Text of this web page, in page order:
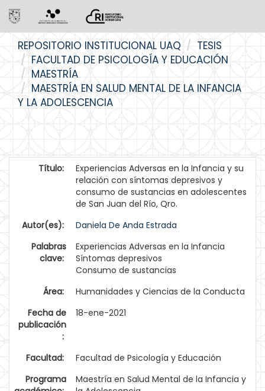
navigation
REPOSITORIO INSTITUCIONAL UAQ
TESIS
FACULTAD DE PSICOLOGÍA Y EDUCACIÓN
MAESTRÍA
MAESTRÍA EN SALUD MENTAL DE LA INFANCIA
Y LA ADOLESCENCIA
Título:
Experiencias Adversas en la Infancia y su
relación con síntomas depresivos y
consumo de sustancias en adolescentes
de San Juan del Río, Qro.
Autor(es):
Daniela De Anda Estrada
Palabras
clave:
Experiencias Adversas en la Infancia
Síntomas depresivos
Consumo de sustancias
Área:
Humanidades y Ciencias de la Conducta
Fecha de
publicación
:
18-ene-2021
Facultad:
Facultad de Psicología y Educación
Programa
Maestría en Salud Mental de la Infancia y